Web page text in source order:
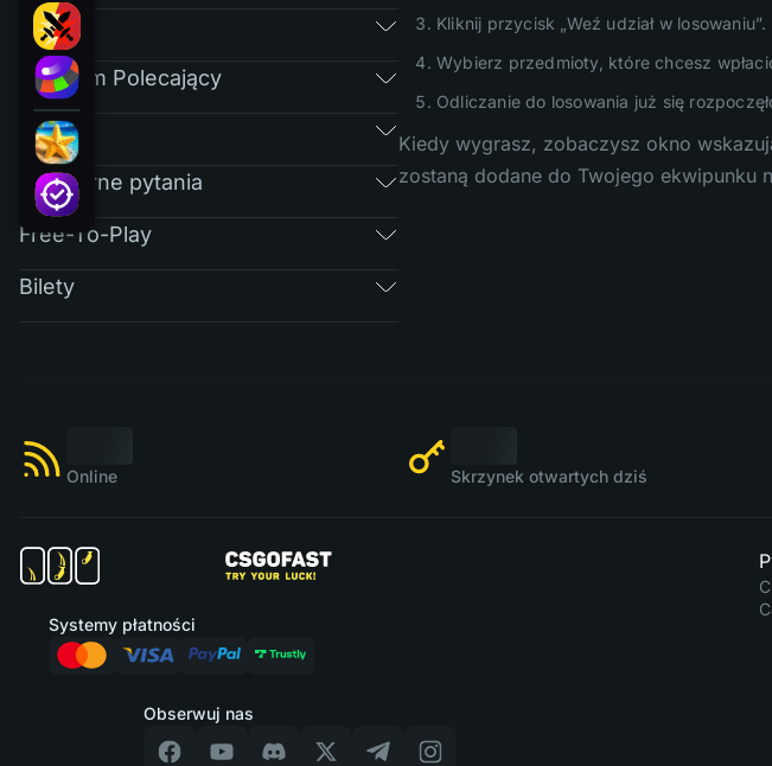
Rynek
Program Polecający
RAIN
Regularne pytania
Free-To-Play
Bilety
Kliknij przycisk „Weź udział w losowaniu”.
Wybierz przedmioty, które chcesz
Odliczanie do losowania już się
Kiedy wygrasz, zobaczysz okno
zostaną dodane do Twojego ekwipunku
Online Skrzynek otwartych dziś
Obserwuj nas
Systemy płatności